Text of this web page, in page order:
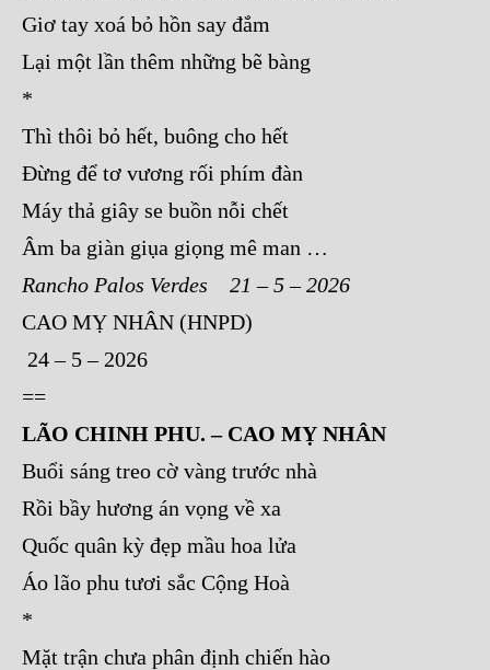
Giơ tay xoá bỏ hồn say đắm
Lại một lần thêm những bẽ bàng
*
Thì thôi bỏ hết, buông cho hết
Đừng để tơ vương rối phím đàn
Máy thả giây se buồn nỗi chết
Âm ba giàn giụa giọng mê man …
Rancho Palos Verdes 21 – 5 – 2026
CAO MỴ NHÂN (HNPD)
24 – 5 – 2026
==
LÃO CHINH PHU. – CAO MỴ NHÂN
Buổi sáng treo cờ vàng trước nhà
Rồi bầy hương án vọng về xa
Quốc quân kỳ đẹp mầu hoa lửa
Áo lão phu tươi sắc Cộng Hoà
*
Mặt trận chưa phân định chiến hào